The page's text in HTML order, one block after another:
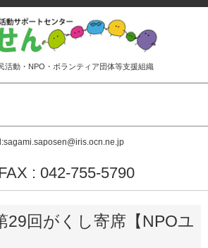
活動・NPO・ボランティア団体等支援組織
: 042-755-5790
29回がくし寄席【NPOユ